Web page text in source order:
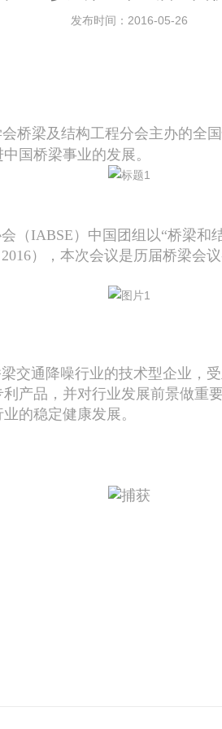
发布时间：2016-05-26
桥梁及结构工程分会主办的全
国桥梁事业的发展。
（ IABSE ）中国团组以“桥梁
），本次会议是历届桥梁会
交通降噪行业的技术型企业，
产品，并对行业发展前景做重
的稳定健康发展。